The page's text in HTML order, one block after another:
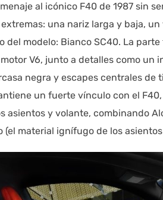
al icónico F40 de 1987 sin
una nariz larga y baja,
del modelo: Bianco SC40. La
V6, junto a detalles como un
negra y escapes centrales de
un fuerte vínculo con el
asientos y volante, combinando
material ignífugo de los